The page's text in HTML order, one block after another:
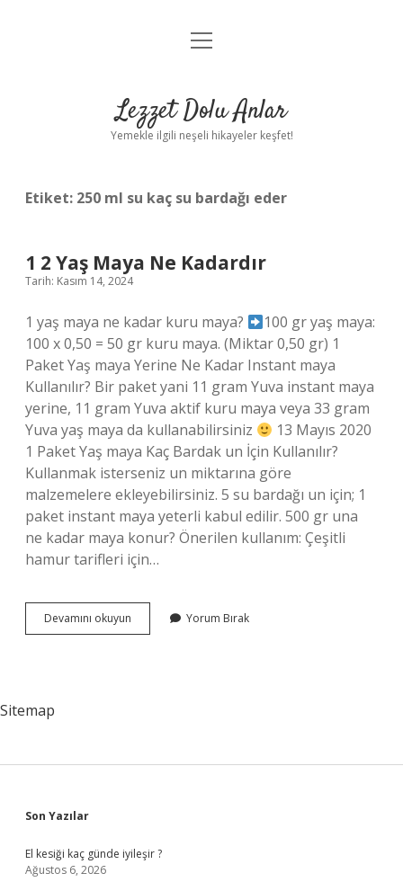
Anasayfa
Yasal Uyarı
menüyü
Lezzet Dolu Anlar
Yemekle ilgili neşeli hikayeler keşfet!
Etiket: 250 ml su kaç su bardağı eder
1 2 Yaş Maya Ne Kadardır
Tarih: Kasım 14, 2024
1 yaş maya ne kadar kuru maya?
100 gr yaş maya:
100 x 0,50 = 50 gr kuru maya. (Miktar 0,50 gr) 1
Paket Yaş maya Yerine Ne Kadar Instant maya
Kullanılır? Bir paket yani 11 gram Yuva instant maya
yerine, 11 gram Yuva aktif kuru maya veya 33 gram
Yuva yaş maya da kullanabilirsiniz
13 Mayıs 2020
1 Paket Yaş maya Kaç Bardak un İçin Kullanılır?
Kullanmak isterseniz un miktarına göre
malzemelere ekleyebilirsiniz. 5 su bardağı un için; 1
paket instant maya yeterli kabul edilir. 500 gr una
ne kadar maya konur? Önerilen kullanım: Çeşitli
hamur tarifleri için…
Devamını okuyun
2
Yorum Bırak
Sitemap
Sidebar
Son Yazılar
El kesiği kaç günde iyileşir ?
Ağustos 6, 2026